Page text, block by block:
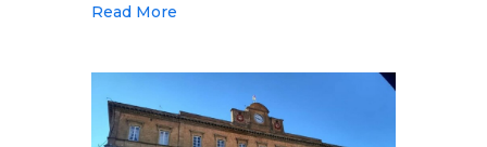
Read More